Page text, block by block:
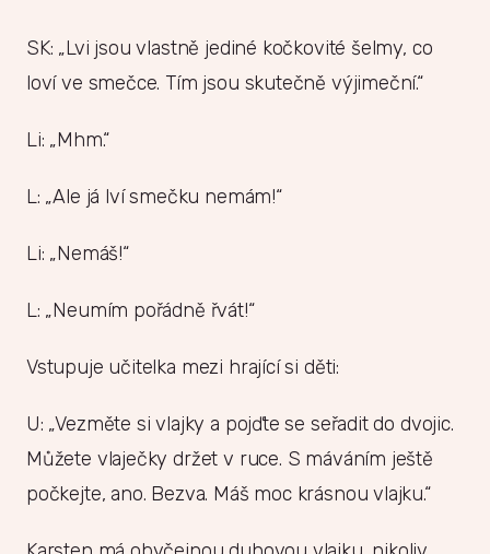
SK: „Lvi jsou vlastně jediné kočkovité šelmy, co
loví ve smečce. Tím jsou skutečně výjimeční.“
Li: „Mhm.“
L: „Ale já lví smečku nemám!“
Li: „Nemáš!“
L: „Neumím pořádně řvát!“
Vstupuje učitelka mezi hrající si děti:
U: „Vezměte si vlajky a pojďte se seřadit do dvojic.
Můžete vlaječky držet v ruce. S máváním ještě
počkejte, ano. Bezva. Máš moc krásnou vlajku.“